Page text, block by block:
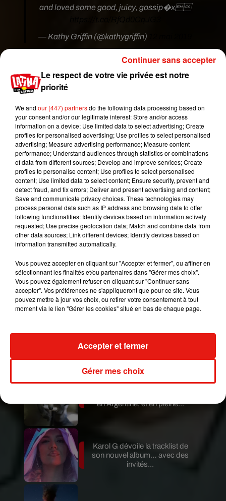
Publié : 12 mai 2019 à 10h45 par A.L.
and loved some good, juicy, gossip�x
— Kathy Griffin (@kathygriffin)
travailler avec Peggy pendant quelques jours sur
un film. Je suis absolument tombée amoureuse
d’elle. Honnêtement, j’ai toujours pensé à Peggy
l'actrice et humoriste américaine Kathy Griffin.
Peggy Lipton a débuté sa carrière sur le petit
écran. Après quelques apparitions à la télévision,
elle a incarnéJulie Barnes, l'un des personnages
principaux de la série policièreThe Mod Squad,
entre 1968 et 1973. Représentante du style
hippie, elle sera récompensée du Golden
Globe de la meilleure actrice dans une série
télévisée en 1971. Mais c'est au début des années
1990 que Peggy Lipton rejoint le casting deTwin
Peaks, la série culte de David Lynch. Elle y joue
et propriétaire du Double R Diner. Un rôle qui a
rendu son visage familier pour le grand public.
Mundo Latino
de Fuego est terminée
en Argentine, et en pleine...
Karol G dévoile la tracklist de
son nouvel album… avec des
invités...
Le respect de votre vie privée est notre
priorité
We and our (447) partnersdo the following data processing based on
your consent and/or our legitimate interest: Store and/or access
information on a device; Use limited data to select advertising; Create
profiles for personalised advertising; Use profiles to select personalised
advertising; Measure advertising performance; Measure content
performance; Understand audiences through statistics or combinations
of data from different sources; Develop and improve services; Create
profiles to personalise content; Use profiles to select personalised
content; Use limited data to select content; Ensure security, prevent and
detect fraud, and fix errors; Deliver and present advertising and content;
Save and communicate privacy choices. These technologies may
process personal data such as IP address and browsing data to offer
following functionalities: Identify devices based on information actively
requested; Use precise geolocation data; Match and combine data from
other data sources; Link different devices; Identify devices based on
information transmitted automatically.
Vous pouvez accepter en cliquant sur "Accepter et fermer", ou affiner en
sélectionnant les finalités et/ou partenaires dans "Gérer mes choix".
Vous pouvez également refuser en cliquant sur "Continuer sans
accepter". Vos préférences ne s'appliqueront que pour ce site. Vous
pouvez mettre à jour vos choix, ou retirer votre consentement à tout
moment via le lien "Gérer les cookies" situé en bas de chaque page.
Gérer mes choix
Accepter et fermer
Continuer sans accepter